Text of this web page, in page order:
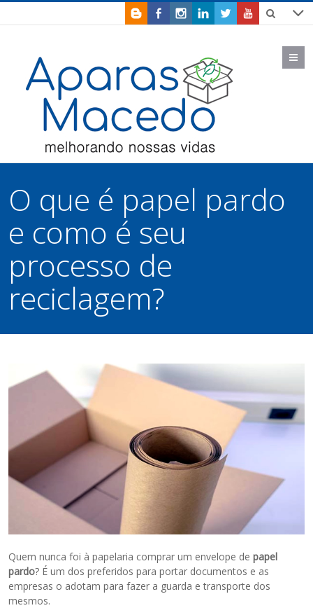
O que é papel pardo
e como é seu
processo de
reciclagem?
Quem nunca foi à papelaria comprar um envelope depapel
pardo? É um dos preferidos para portar documentos e as
empresas o adotam para fazer a guarda e transporte dos
mesmos.